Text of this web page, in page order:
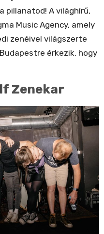
pillanatod! A világhírű,
Music Agency, amely
zenéivel világszerte
érkezik, hogy
Zenekar